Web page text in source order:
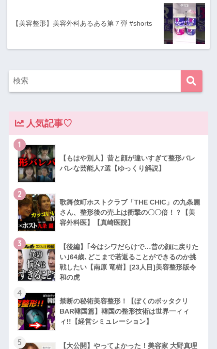
【美容整形】美容外科あるある第７弾 #shorts
人気記事♡
1
【もはや別人】昔と顔が違いすぎて整形バレ
バレな芸能人7選【ゆっくり解説】
2
歌舞伎町ホストクラブ「THE CHIC」の九条麗
さん、整形後の売上は衝撃の〇〇倍！？【美
容外科医】【真崎医院】
3
【後編】｢今はシワだらけで…昔の顔に戻りた
い｣64歳､どこまで若返ることができるのか挑
戦したい【南原 竜樹】[23人目]美容整形版令
和の虎
4
禁断の秘術美容整形！【ぼくのボッタクリ
BAR韓国篇】韓国の整形技術は世界一ィィ
ィ!!【経営シミュレーション】
5
【大公開】やってよかった！美容家 大野真理